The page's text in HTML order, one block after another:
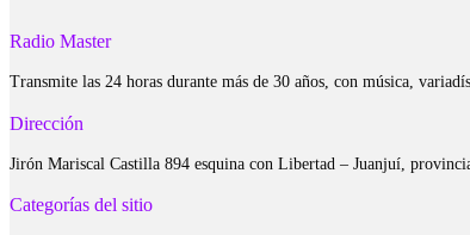
Radio Master
Transmite las 24 horas durante más de 30 años, con música,
Dirección
Jirón Mariscal Castilla 894 esquina con Libertad – Juanjuí,
Categorías del sitio